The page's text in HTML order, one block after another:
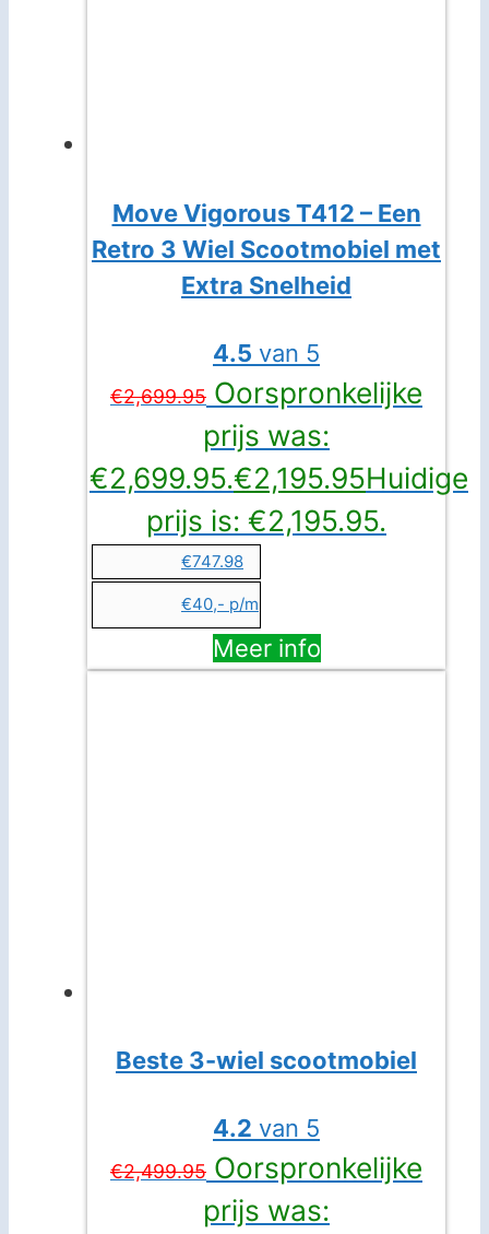
Move Vigorous T412 – Een
Retro 3 Wiel Scootmobiel met
Extra Snelheid
4.5 van 5
€2,699.95 Oorspronkelijke
prijs was:
€2,699.95.€2,195.95Huidige
prijs is: €2,195.95.
€747.98
€40,- p/m
Meer info
Beste 3-wiel scootmobiel
4.2 van 5
€2,499.95 Oorspronkelijke
prijs was: